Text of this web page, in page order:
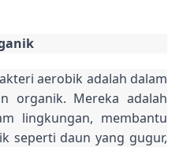
aerobik adalah dalam
organik. Mereka adalah
lingkungan, membantu
seperti daun yang gugur,